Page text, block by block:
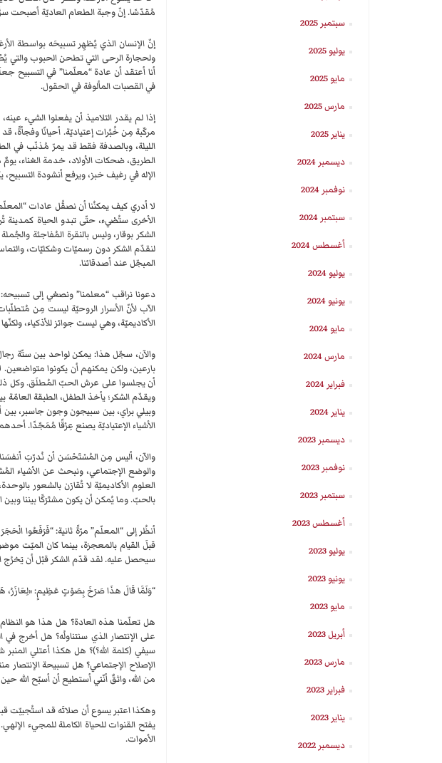
مُقدّسًا. إنّ وجبة الطعام العاديّة أصبحت
إنّ الإنسان الذي يُظهِر تسبيحَه بواسطة
ولحجارة الرحى التي تطحن الحبوب والتي
أنا أعتقد أن عادة “معلّمنا” في
في القصبات المألوفة في الحقول.
إذا لم يقدر التلاميذ أن يفعلوا الشيء
مركّبة مِن خُبُرات إعتياديّة. أحيانًا وفجأةً،
الليلة، وبالصدفة فقط قد يمرّ مُذنّب في
الطريق، ضحكات الأولاد، خدمة الغناء،
الإله في رغيف خبز، ويرفع أنشودة
لا أدري كيف يمكنُنا أن نصقُل عادات “المعلّم”
الأخرى ستُضيء، حتّى تبدو الحياة كمدينة
الشكر بوقار، وليس بالنقرة المُفاجئة
لنقدّم الشكر دون رسميّات وشكليّات،
المبجّل عند أصدقائنا.
الآب لأنّ الأسرار الروحيّة ليست مِن
الأكاديميّة، وهي ليست جوائز للأذكياء،
والآن، سجّل هذا: يمكن لواحد بين ستّة رجال
بارعين، ولكن يمكنهم أن يكونوا متواضعين.
أن يجلسوا على عرش الحبّ المُطلَق. وكل ذلك
ويقدّم الشكر؛ يأخذ الطفل، الطبقة العامّة
وبيلي براي، بين سبيجون وجون جاسبر،
الأشياء الإعتياديّة يصنع عِرْقًا مُمَجّدًا.
والآن، أليس مِن المُسْتَحْسَن أن نُدرّبَ
والوضع الإجتماعي، ونبحث عن الأشياء
العلوم الأكاديميّة لا تُقارَن بالشعور
بالحبّ. وما يُمكن أن يكون مشتَرَكًا بيننا وبين
أنظُر إلى “المعلّم” مرّةً ثانية: “فَرَفَعُوا
قبلَ القيام بالمعجزة، بينما كان الميّت
سيحصل عليه. لقد قدّم الشكر قبْل أن يَخرُج
“وَلَمَّا قَالَ هذَا صَرَخَ بِصَوْتٍ عَظِيمٍ: «لِعَازَرُ، هَلُمَّ خَارِجًا!» فَخَرَجَ الْمَيْتُ…” (يوحنّا 11:
هل تعلّمنا هذه العادة؟ هل هذا هو النظام
على الإنتصار الذي سنتناولُه؟ هل أخرج
سيفي (كلمة الله؟)؟ هل هكذا أعتلي
الإصلاح الإجتماعي؟ هل تسبيحة الإنتصار
من الله، واثقٌ أنّني أستطيع أن أسبّح الله
وهكذا اعتبر يسوع أن صلاتَه قد استُجيبّت
يفتح القنوات للحياة الكاملة للمجيء
الأموات.
سبتمبر 2025
يوليو 2025
مايو 2025
مارس 2025
يناير 2025
ديسمبر 2024
نوفمبر 2024
سبتمبر 2024
أغسطس 2024
يوليو 2024
يونيو 2024
مايو 2024
مارس 2024
فبراير 2024
يناير 2024
ديسمبر 2023
نوفمبر 2023
سبتمبر 2023
أغسطس 2023
يوليو 2023
يونيو 2023
مايو 2023
أبريل 2023
مارس 2023
فبراير 2023
يناير 2023
ديسمبر 2022